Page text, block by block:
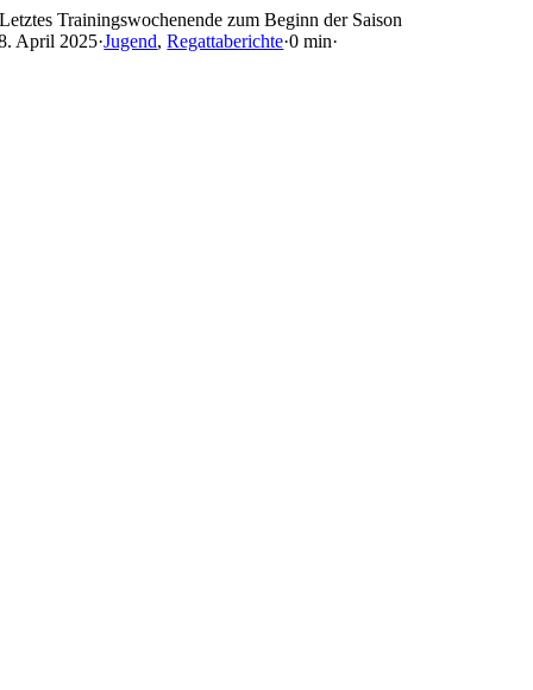
Skip
to
Letztes Trainingswochenende zum Beginn der Saison
April 2025·Jugend,Regattaberichte·0 min·